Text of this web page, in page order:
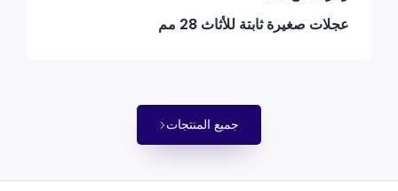
عجلات صغيرة ثابتة للأثاث 28 مم
جميع المنتجات